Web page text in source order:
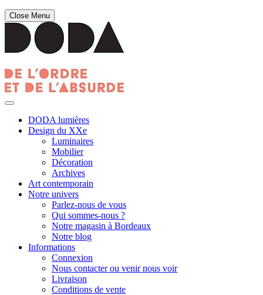
Close Menu
DODA lumières
Design du XXe
Luminaires
Mobilier
Décoration
Archives
Art contemporain
Notre univers
Parlez-nous de vous
Qui sommes-nous ?
Notre magasin à Bordeaux
Notre blog
Informations
Connexion
Nous contacter ou venir nous voir
Livraison
Conditions de vente